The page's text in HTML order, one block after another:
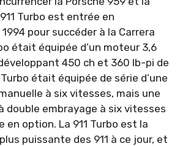
Turbo est entrée en
pour succéder à la Carrera
était équipée d’un moteur 3,6
450 ch et 360 lb-pi de
Turbo était équipée de série d’une
à six vitesses, mais une
double embrayage à six vitesses
en option. La 911 Turbo est la
puissante des 911 à ce jour, et